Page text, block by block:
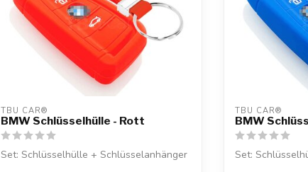
TBU CAR®
BMW Schlüsselhülle - Rott
Set: Schlüsselhülle + Schlüsselanhänger
TBU CAR®
BMW
Set: